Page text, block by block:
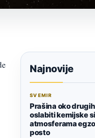
Najnovije
SVEMIR
Prašina oko
oslabiti kemijske
atmosferama
posto